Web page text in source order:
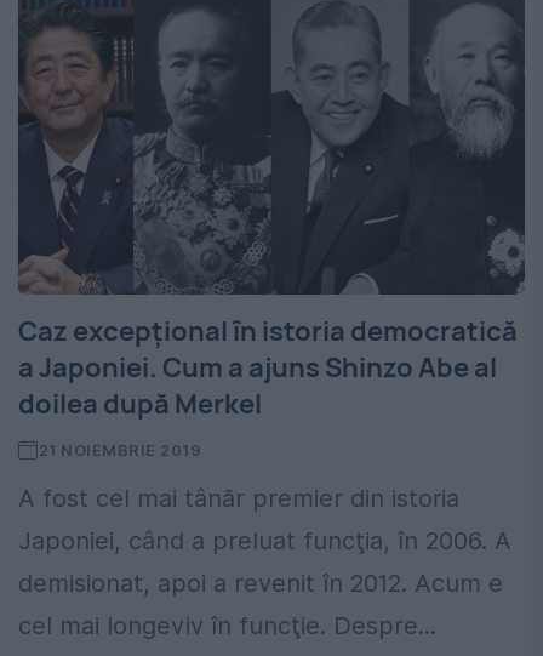
Caz excepţional în istoria democratică
a Japoniei. Cum a ajuns Shinzo Abe al
doilea după Merkel
21 NOIEMBRIE 2019
A fost cel mai tânăr premier din istoria
Japoniei, când a preluat funcţia, în 2006. A
demisionat, apoi a revenit în 2012. Acum e
cel mai longeviv în funcţie. Despre...